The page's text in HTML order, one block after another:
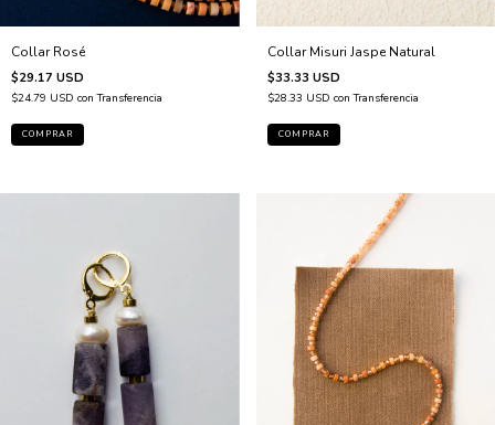
Collar Rosé
$29.17 USD
$24.79 USD con Transferencia
Collar Misuri Jaspe Natural
$33.33 USD
$28.33 USD con Transferencia